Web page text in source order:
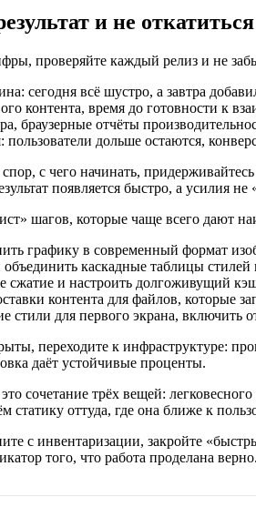
и не
проверяйте каждый релиз и не
сегодня всё шустро, а завтра
контента, время до готовности к
браузерные отчёты
пользователи дольше остаются,
с чего начинать,
появляется быстро, а усилия не
шагов, которые чаще всего дают
графику в современный формат
каскадные таблицы стилей
сжатие и настроить долгоживущий кэш
контента для файлов, которые
стили для первого экрана, включить
переходите к инфраструктуре:
даёт устойчивые проценты.
сочетание трёх вещей:
статику оттуда, где она ближе к
с инвентаризации, закройте
того, что работа проделана верно.